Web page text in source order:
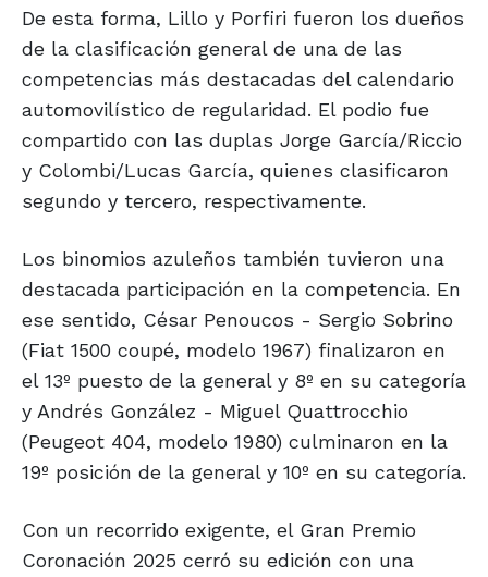
De esta forma, Lillo y Porfiri fueron los dueños
de la clasificación general de una de las
competencias más destacadas del calendario
automovilístico de regularidad. El podio fue
compartido con las duplas Jorge García/Riccio
y Colombi/Lucas García, quienes clasificaron
segundo y tercero, respectivamente.
Los binomios azuleños también tuvieron una
destacada participación en la competencia. En
ese sentido, César Penoucos - Sergio Sobrino
(Fiat 1500 coupé, modelo 1967) finalizaron en
el 13º puesto de la general y 8º en su categoría
y Andrés González - Miguel Quattrocchio
(Peugeot 404, modelo 1980) culminaron en la
19º posición de la general y 10º en su categoría.
Con un recorrido exigente, el Gran Premio
Coronación 2025 cerró su edición con una